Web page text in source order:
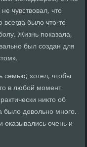
чувствовал, что
было что-то
Жизнь показала,
был создан для
семью; хотел, чтобы
в любой момент
никто об
было довольно много.
очень и